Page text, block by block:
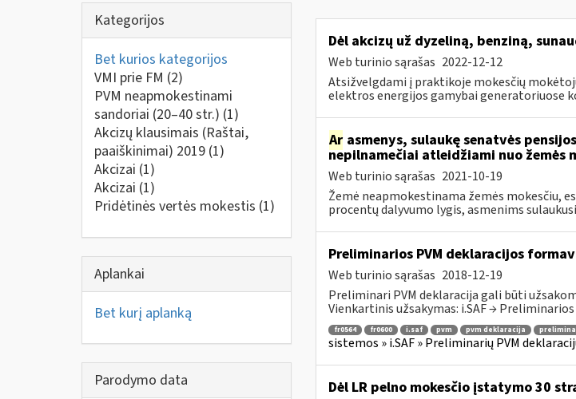
Kategorijos
Bet kurios kategorijos
VMI prie FM (2)
PVM neapmokestinami
sandoriai (20–40 str.) (1)
Akcizų klausimais (Raštai,
paaiškinimai) 2019 (1)
Akcizai (1)
Akcizai (1)
Pridėtinės vertės mokestis (1)
Aplankai
Bet kurį aplanką
Parodymo data
Dėl akcizų už dyzeliną, benziną,
Web turinio sąrašas 2022-12-12
Atsižvelgdami į praktikoje mokesčių
elektros energijos gamybai generatoriuose
Arasmenys, sulaukę senatvės
nepilnamečiai atleidžiami nuo žemės
Web turinio sąrašas 2021-10-19
Žemė neapmokestinama žemės mokesčiu,
procentų dalyvumo lygis, asmenims
Preliminarios PVM deklaracijos
Web turinio sąrašas 2018-12-19
Preliminari PVM deklaracija gali būti
Vienkartinis užsakymas: i.SAF →
fr0564 fr0600 i.saf pvm pvm deklaracija
sistemos » i.SAF » Preliminarių PVM
Dėl LR pelno mokesčio įstatymo 30